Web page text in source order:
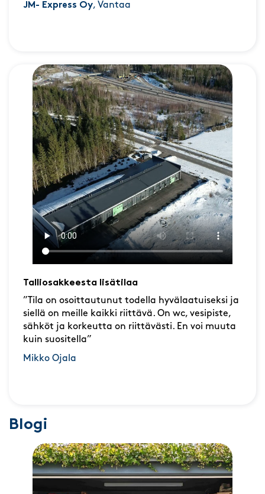
JM- Express Oy, Vantaa
Talliosakkeesta lisätilaa
”Tila on osoittautunut todella hyvälaatuiseksi ja
siellä on meille kaikki riittävä. On wc, vesipiste,
sähköt ja korkeutta on riittävästi. En voi muuta
kuin suositella”
Mikko Ojala
Blogi